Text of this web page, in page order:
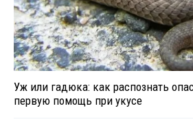
Уж или гадюка: как распознать
первую помощь при укусе